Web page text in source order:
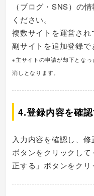
（ブログ・SNS）の
ください。
複数サイトを運営さ
副サイトを追加登録で
※主サイトの申請が却下とな
消しとなります。
4.登録内容を確
入力内容を確認し、修
ボタンをクリックし
正する」ボタンをクリ